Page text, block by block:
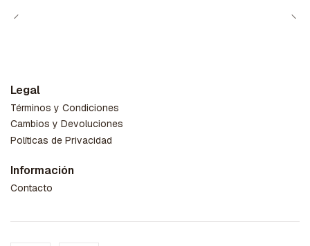
Legal
Términos y Condiciones
Cambios y Devoluciones
Políticas de Privacidad
Información
Contacto